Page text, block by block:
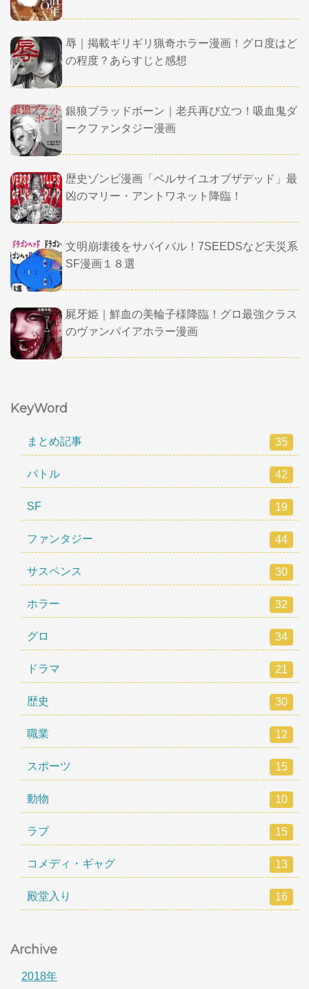
辱｜掲載ギリギリ猟奇ホラー漫画！グロ度はど
の程度？あらすじと感想
銀狼ブラッドボーン｜老兵再び立つ！吸血鬼ダ
ークファンタジー漫画
歴史ゾンビ漫画「ベルサイユオブザデッド」最
凶のマリー・アントワネット降臨！
文明崩壊後をサバイバル！7SEEDSなど天災系
SF漫画１８選
屍牙姫｜鮮血の美輪子様降臨！グロ最強クラス
のヴァンパイアホラー漫画
KeyWord
まとめ記事 35
バトル 42
SF 19
ファンタジー 44
サスペンス 30
ホラー 32
グロ 34
ドラマ 21
歴史 30
職業 12
スポーツ 15
動物 10
ラブ 15
コメディ・ギャグ 13
殿堂入り 16
Archive
2018年